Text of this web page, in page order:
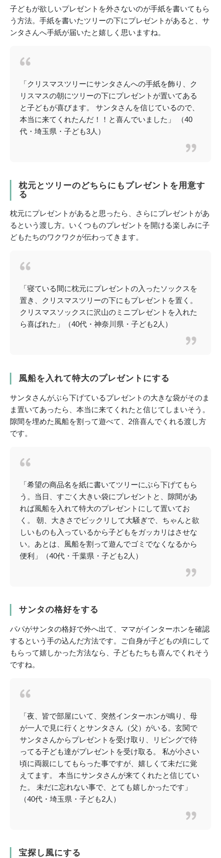
子どもが欲しいプレゼントを外さないのが手紙を書いてもら
う方法。手紙を書いたツリーの下にプレゼントがあると、サ
ンタさんへ手紙が届いたと嬉しく思いますね。
「クリスマスツリーにサンタさんへの手紙を飾り、ク
リスマスの朝にツリーの下にプレゼントが置いてある
と子どもが喜びます。 サンタさんを信じているので、
本当に来てくれたんだ！！と喜んでいました」 （40
代・埼玉県・子ども3人）
枕元とツリーのどちらにもプレゼントを用意す
る
枕元にプレゼントがあると思ったら、さらにプレゼントがあ
るという渡し方。いくつものプレゼントを開ける楽しみに子
どもたちのワクワクが伝わってきます。
「寝ている間に枕元にプレゼントの入ったソックスを
置き、クリスマスツリーの下にもプレゼントを置く。
クリスマスソックスに沢山のミニプレゼントを入れた
ら喜ばれた」（40代・神奈川県・子ども2人）
風船を入れて特大のプレゼントにする
サンタさんがぶら下げているプレゼントの大きな袋がそのま
ま置いてあったら、本当に来てくれたと信じてしまいそう。
隙間を埋めた風船を割って遊べて、2倍喜んでくれる渡し方
です。
「希望の商品名を紙に書いてツリーにぶら下げてもら
う。当日、すごく大きい袋にプレゼントと、隙間があ
れば風船を入れて特大のプレゼントにして置いてお
く。 朝、大きさでビックリして大騒ぎで、ちゃんと欲
しいものも入っているから子どもをガッカリはさせな
い。あとは、風船を割って遊んでゴミでなくなるから
便利」（40代・千葉県・子ども2人）
サンタの格好をする
パパがサンタの格好で外へ出て、ママがインターホンを確認
するという手の込んだ方法です。ご自身が子どもの頃にして
もらって嬉しかった方法なら、子どもたちも喜んでくれそう
ですね。
「夜、皆で部屋にいて、突然インターホンが鳴り、母
が一人で見に行くとサンタさん（父）がいる。玄関で
サンタさんからプレゼントを受け取り、リビングで待
ってる子ども達がプレゼントを受け取る。 私が小さい
頃に両親にしてもらった事ですが、嬉しくて未だに覚
えてます。 本当にサンタさんが来てくれたと信じてい
た。 未だに忘れない事で、とても嬉しかったです」
（40代・埼玉県・子ども2人）
宝探し風にする